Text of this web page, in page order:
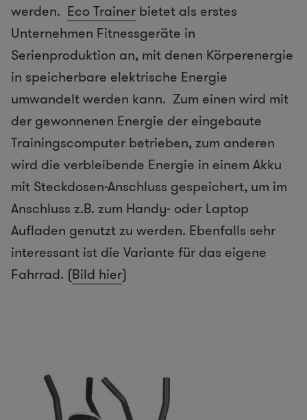
werden. Eco Trainer bietet als erstes
Unternehmen Fitnessgeräte in
Serienproduktion an, mit denen Körperenergie
in speicherbare elektrische Energie
umwandelt werden kann. Zum einen wird mit
der gewonnenen Energie der eingebaute
Trainingscomputer betrieben, zum anderen
wird die verbleibende Energie in einem Akku
mit Steckdosen-Anschluss gespeichert, um im
Anschluss z.B. zum Handy- oder Laptop
Aufladen genutzt zu werden. Ebenfalls sehr
interessant ist die Variante für das eigene
Fahrrad. (Bild hier)